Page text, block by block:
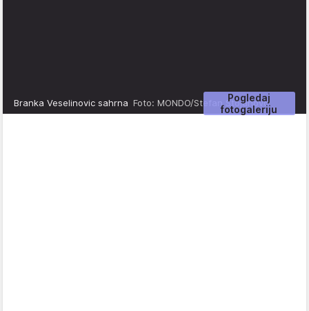
Pogledaj
fotogaleriju
Branka Veselinovic sahrna Foto: MONDO/Stefan Stojanovć